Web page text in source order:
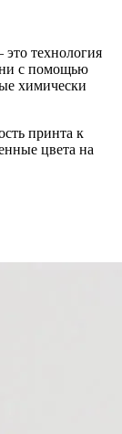
технология
с помощью
химически
принта к
цвета на